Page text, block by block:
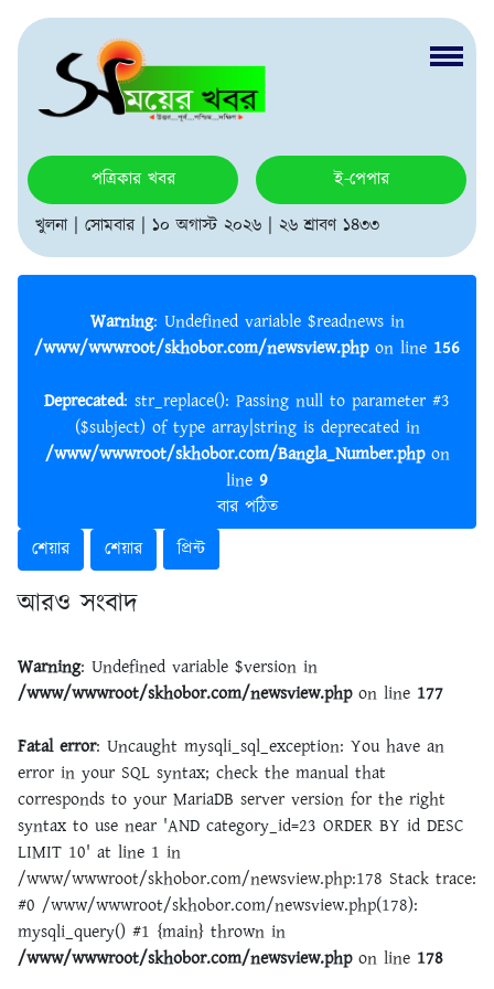
পত্রিকার খবর
ই-পেপার
খুলনা | সোমবার | ১০ অগাস্ট ২০২৬ | ২৬ শ্রাবণ ১৪৩৩
Warning : Undefined variable $readnews in
/www/wwwroot/skhobor.com/newsview.phpon line 156
Deprecated: str_replace(): Passing null to parameter #3
($subject) of type array|string is deprecated in
/www/wwwroot/skhobor.com/Bangla_Number.phpon
line 9
বার পঠিত
শেয়ার
শেয়ার প্রিন্ট
আরও সংবাদ
Warning: Undefined variable $version in
/www/wwwroot/skhobor.com/newsview.phpon line 177
Fatal error: Uncaught mysqli_sql_exception: You have an
error in your SQL syntax; check the manual that
corresponds to your MariaDB server version for the right
syntax to use near 'AND category_id=23 ORDER BY id DESC
LIMIT 10' at line 1 in
/www/wwwroot/skhobor.com/newsview.php:178 Stack trace:
#0 /www/wwwroot/skhobor.com/newsview.php(178):
mysqli_query() #1 {main} thrown in
/www/wwwroot/skhobor.com/newsview.phpon line 178